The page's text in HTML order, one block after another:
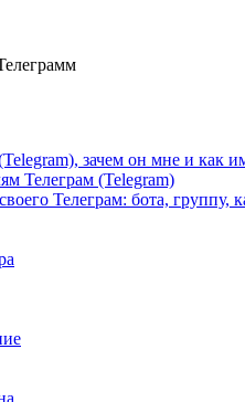
зачем он мне и как
Телеграм (Telegram)
Телеграм: бота, группу,